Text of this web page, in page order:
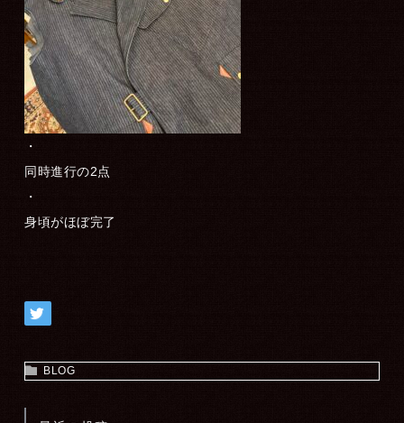
・
同時進行の2点
・
身頃がほぼ完了
BLOG